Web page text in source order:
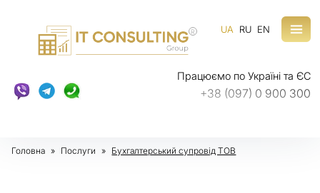
R
Працюємо по Україні та ЄС
+38 (097) 0 900 300
UA RU EN
Головна » Послуги » Бухгалтерський супровід ТОВ